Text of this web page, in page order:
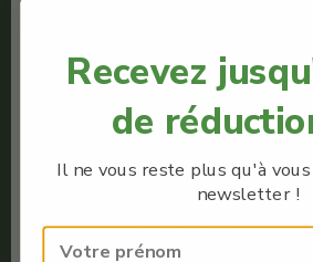
€8.57
Plantoflife
E-liquide Full
Quantité : 10ml
Meilleur e-liquide CBD
Full Spectrum
Recevez
de
Il ne vous reste plus qu'à
newsletter !